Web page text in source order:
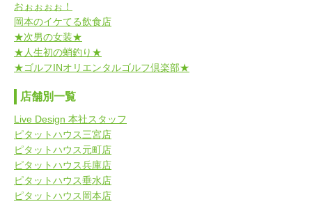
おぉぉぉぉ！
岡本のイケてる飲食店
★次男の女装★
★人生初の蛸釣り★
★ゴルフINオリエンタルゴルフ倶楽部★
店舗別一覧
Live Design 本社スタッフ
ピタットハウス三宮店
ピタットハウス元町店
ピタットハウス兵庫店
ピタットハウス垂水店
ピタットハウス岡本店